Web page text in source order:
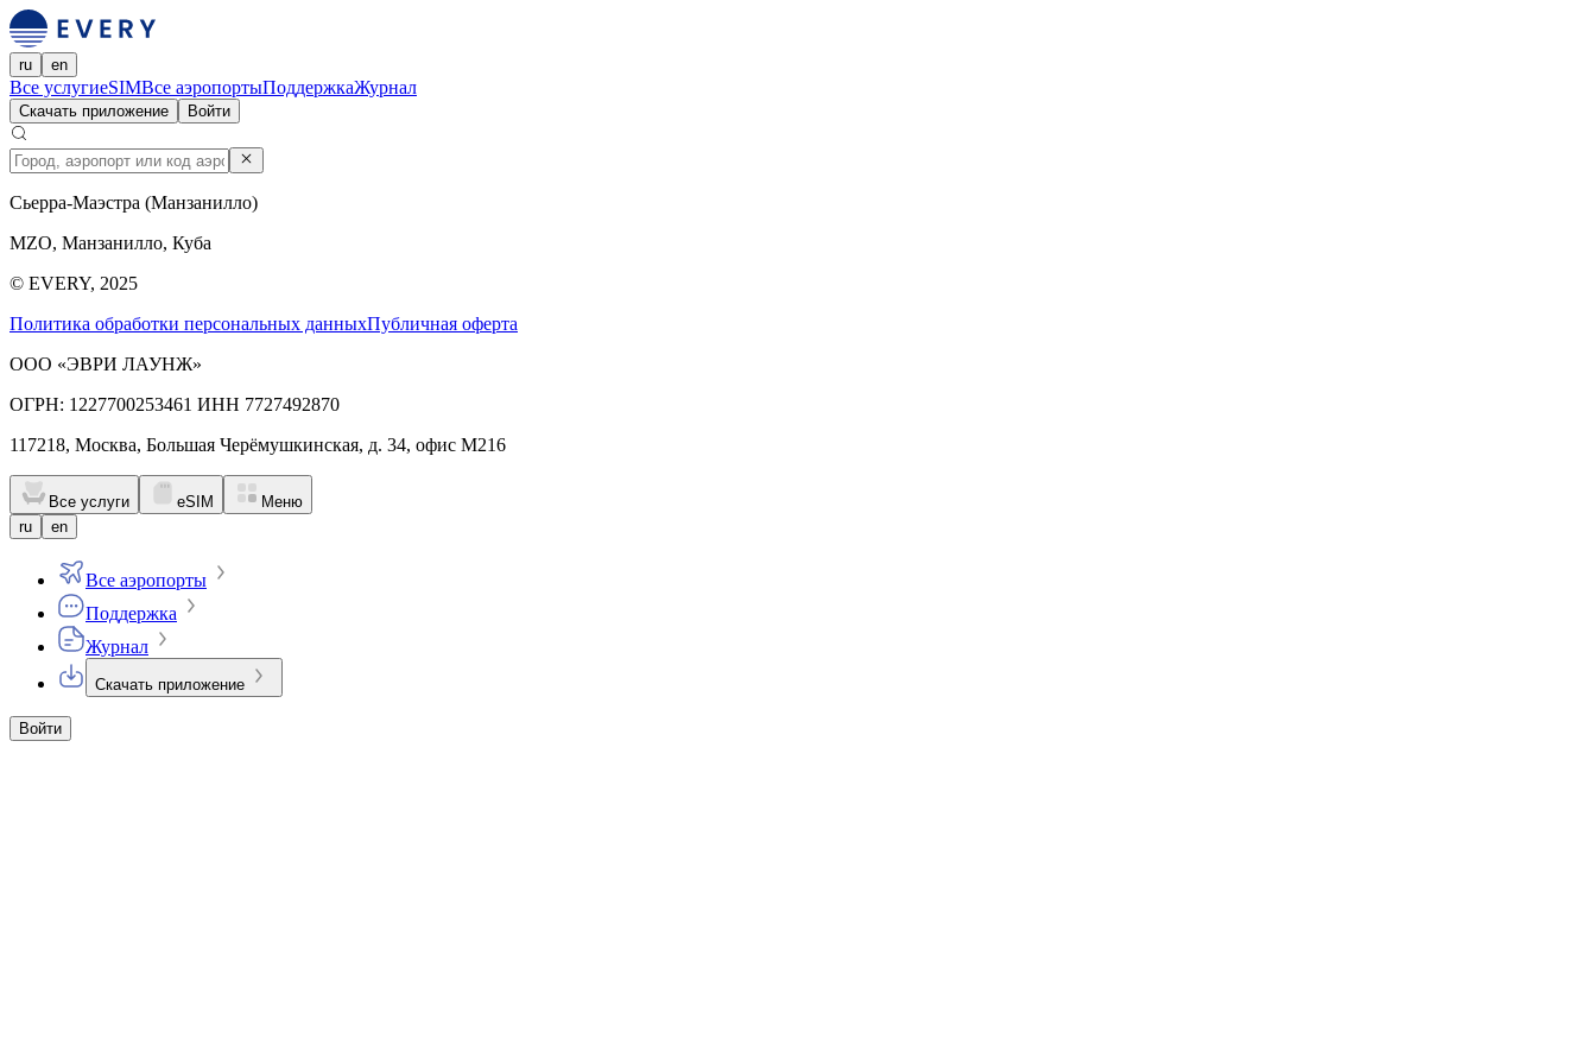
ru en
Все услугиeSIMВсе аэропортыПоддержкаЖурнал
Скачать приложение Войти
Сьерра-Маэстра (Манзанилло)
MZO, Манзанилло, Куба
© EVERY, 2025
Политика обработки персональных данныхПубличная оферта
ООО «ЭВРИ ЛАУНЖ»
ОГРН: 1227700253461 ИНН 7727492870
117218, Москва, Большая Черёмушкинская, д. 34, офис М216
Все услуги eSIM
Меню
ru
en
Все аэропорты
Поддержка
Журнал
Скачать приложение
Войти